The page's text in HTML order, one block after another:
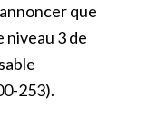
que
niveau 3 de
253).